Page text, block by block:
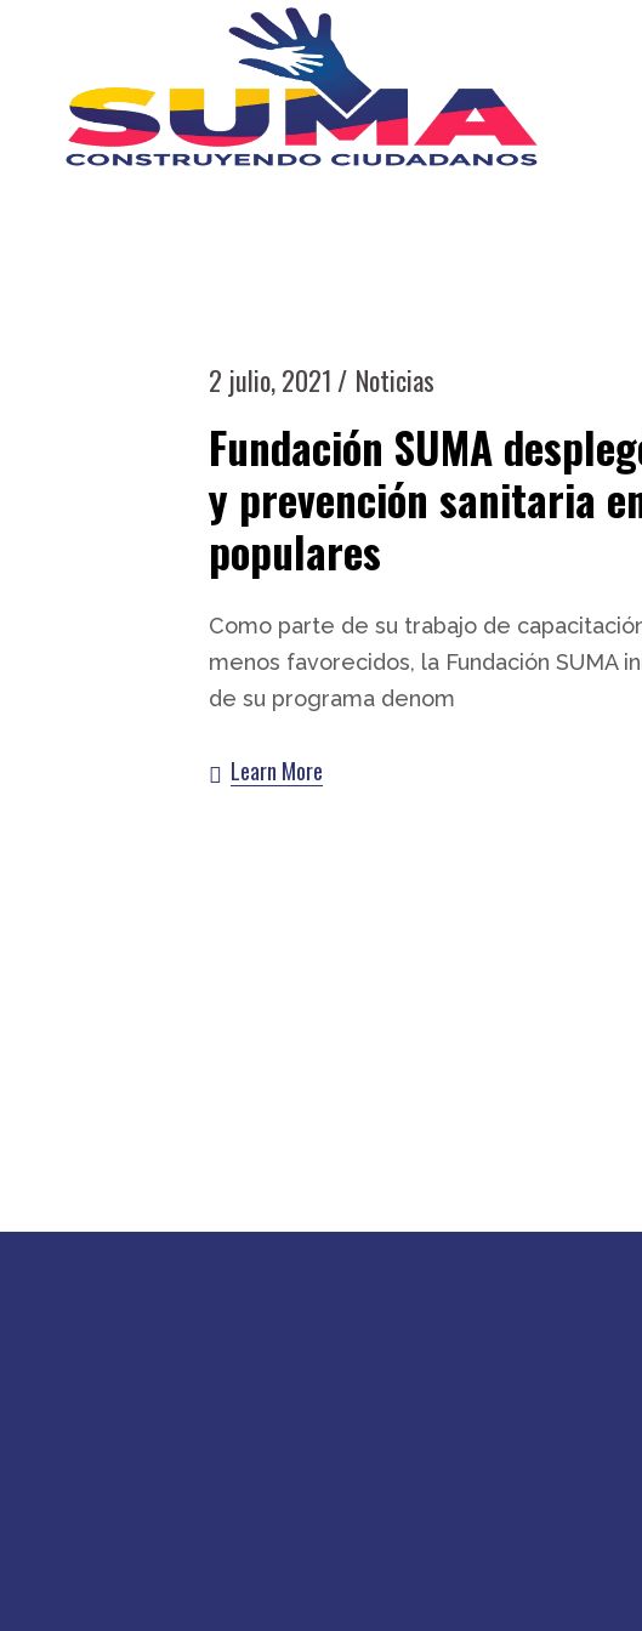
2 julio, 2021 Noticias
Fundación SUMA
y prevención sanitaria
populares
Como parte de su trabajo de
menos favorecidos, la Fundación SUMA
de su programa denom
Learn More